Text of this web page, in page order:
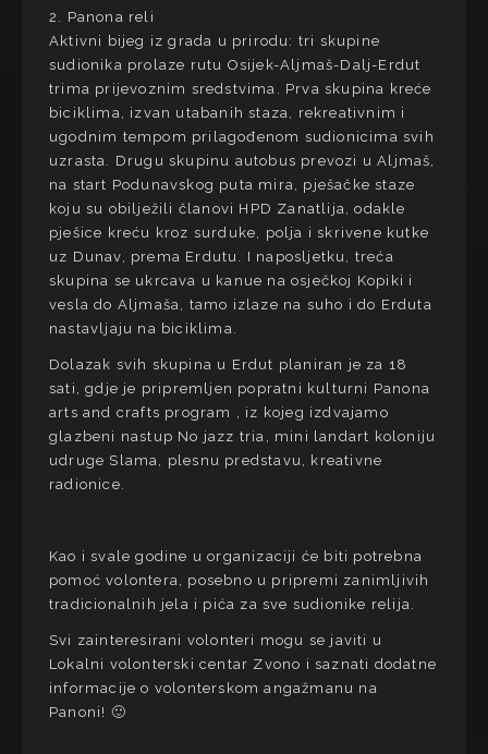
2. Panona reli
Aktivni bijeg iz grada u prirodu: tri skupine
sudionika prolaze rutu Osijek-Aljmaš-Dalj-Erdut
trima prijevoznim sredstvima. Prva skupina kreće
biciklima, izvan utabanih staza, rekreativnim i
ugodnim tempom prilagođenom sudionicima svih
uzrasta. Drugu skupinu autobus prevozi u Aljmaš,
na start Podunavskog puta mira, pješačke staze
koju su obilježili članovi HPD Zanatlija, odakle
pješice kreću kroz surduke, polja i skrivene kutke
uz Dunav, prema Erdutu. I naposljetku, treća
skupina se ukrcava u kanue na osječkoj Kopiki i
vesla do Aljmaša, tamo izlaze na suho i do Erduta
nastavljaju na biciklima.
Dolazak svih skupina u Erdut planiran je za 18
sati, gdje je pripremljen popratni kulturni Panona
arts and crafts program , iz kojeg izdvajamo
glazbeni nastup No jazz tria, mini landart koloniju
udruge Slama, plesnu predstavu, kreativne
radionice.
Kao i svale godine u organizaciji će biti potrebna
pomoć volontera, posebno u pripremi zanimljivih
tradicionalnih jela i pića za sve sudionike relija.
Svi zainteresirani volonteri mogu se javiti u
Lokalni volonterski centar Zvono i saznati dodatne
informacije o volonterskom angažmanu na
Panoni! 🙂